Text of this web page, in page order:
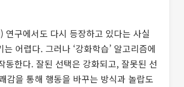
연구에서도 다시 등장하고 있다는 사실
어렵다. 그러나 ‘강화학습’ 알고리즘에
동한다. 잘된 선택은 강화되고, 잘못된 선
감을 통해 행동을 바꾸는 방식과 놀랍도